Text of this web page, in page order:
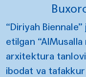
“Diriyah
etilgan
arxitektura
ibodat va